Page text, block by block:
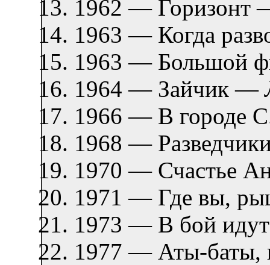
1962 —
1963 — Когда
1963 — Большой
1964 — Зайчик —
1966 — В городе
1968 —
1970 — Счастье
1971 — Где вы,
1973 — В бой
1977 — Аты-